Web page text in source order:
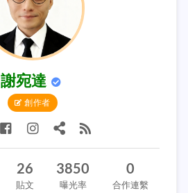
謝宛達
創作者
26
貼文
3850
曝光率
0
合作連繫